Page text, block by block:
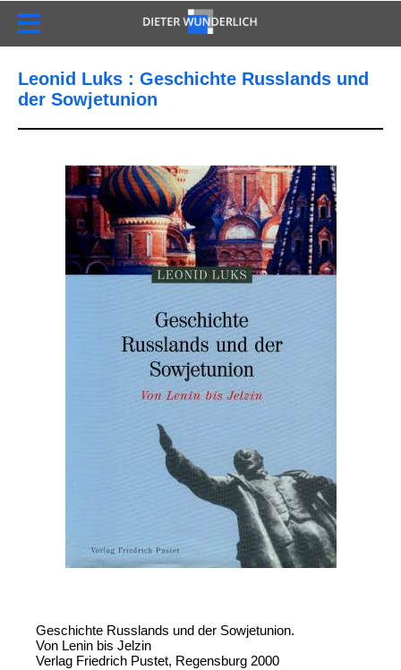
Leonid Luks : Geschichte Russlands und
der Sowjetunion
Geschichte Russlands und der Sowjetunion.
Von Lenin bis Jelzin
Verlag Friedrich Pustet, Regensburg 2000